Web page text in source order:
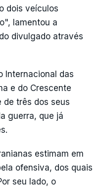
dois veículos
lamentou a
divulgado através
Internacional das
e do Crescente
de três dos seus
guerra, que já
estimam em
ofensiva, dos quais
seu lado, o